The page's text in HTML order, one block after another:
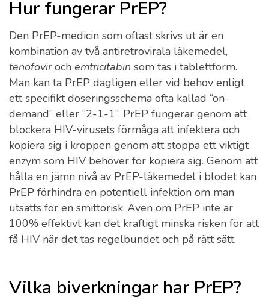
Hur fungerar PrEP?
Den PrEP-medicin som oftast skrivs ut är en
kombination av två antiretrovirala läkemedel,
tenofoviroch emtricitabin som tas i tablettform.
Man kan ta PrEP dagligen eller vid behov enligt
ett specifikt doseringsschema ofta kallad “on-
demand” eller “2-1-1”. PrEP fungerar genom att
blockera HIV-virusets förmåga att infektera och
kopiera sig i kroppen genom att stoppa ett viktigt
enzym som HIV behöver för kopiera sig. Genom att
hålla en jämn nivå av PrEP-läkemedel i blodet kan
PrEP förhindra en potentiell infektion om man
utsätts för en smittorisk. Även om PrEP inte är
100% effektivt kan det kraftigt minska risken för att
få HIV när det tas regelbundet och på rätt sätt.
Vilka biverkningar har PrEP?